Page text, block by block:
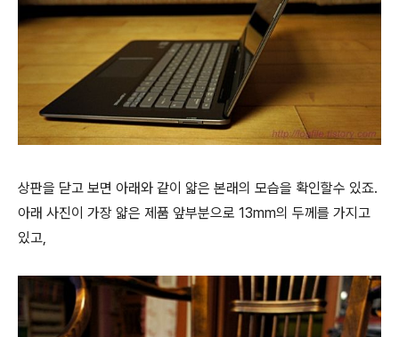
상판을 닫고 보면 아래와 같이 얇은 본래의 모습을 확인할수 있죠.
아래 사진이 가장 얇은 제품 앞부분으로 13mm의 두께를 가지고
있고,